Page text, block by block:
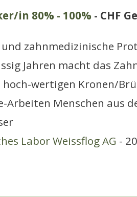
in 80% - 100% - CHF
zahnmedizinische
Jahren macht das
hoch-wertigen Kronen/
Arbeiten Menschen aus
Labor Weissflog AG -